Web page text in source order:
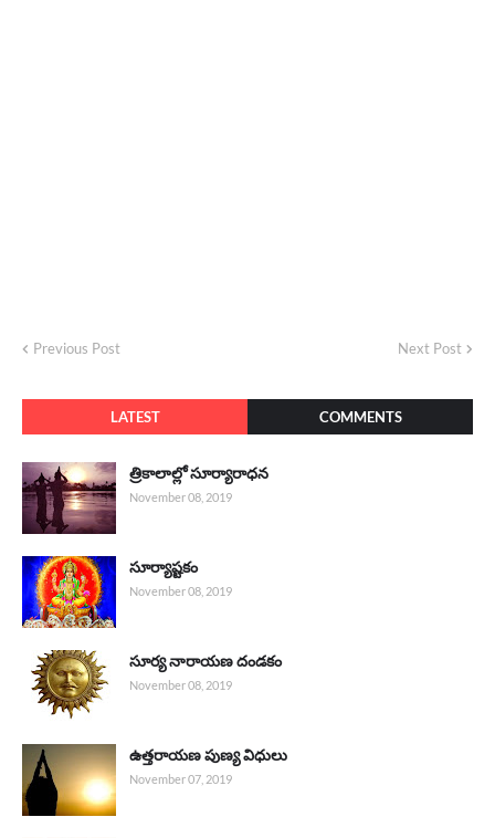
Previous Post Next Post
LATEST COMMENTS
త్రికాలాల్లో సూర్యారాధన
November 08, 2019
సూర్యాష్టకం
November 08, 2019
సూర్య నారాయణ దండకం
November 08, 2019
ఉత్తరాయణ పుణ్య విధులు
November 07, 2019